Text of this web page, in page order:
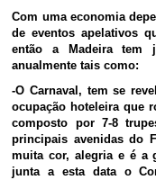
Com uma economia
de eventos apelativos
então a Madeira tem
anualmente tais como:
-O Carnaval, tem se
ocupação hoteleira que
composto por 7-8
principais avenidas do
muita cor, alegria e é a
junta a esta data o